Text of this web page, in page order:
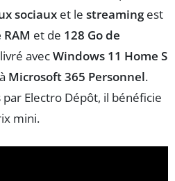
sociaux et le streamingest
RAM et de 128 Go de
avecWindows 11 Home S
Microsoft 365 Personnel.
par Electro Dépôt, il bénéficie
mini.